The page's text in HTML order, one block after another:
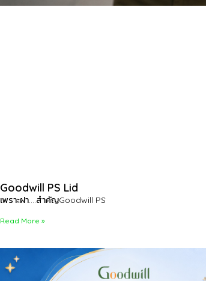
Goodwill PS Lid
เพราะฝา….สำคัญGoodwill PS
Read More »